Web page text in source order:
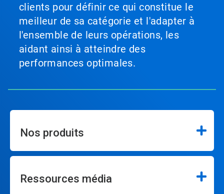
clients pour définir ce qui constitue le
meilleur de sa catégorie et l'adapter à
l'ensemble de leurs opérations, les
aidant ainsi à atteindre des
performances optimales.
Nos produits
Ressources média